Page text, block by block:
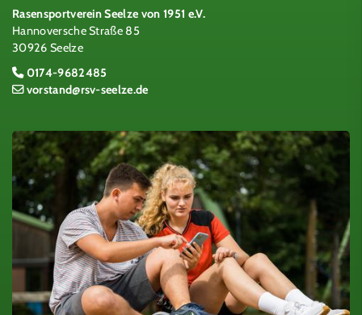
Rasensportverein Seelze von 1951 e.V.
Hannoversche Straße 85
30926 Seelze
0174-9682485
vorstand@rsv-seelze.de